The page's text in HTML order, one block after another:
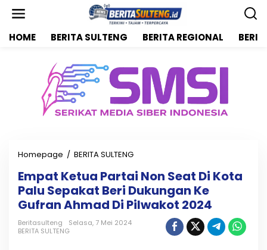
HOME BERITA SULTENG BERITA REGIONAL
Homepage / BERITA SULTENG
p
a
t
K
Empat Ketua Partai Non Seat Di Kota
Palu Sepakat Beri Dukungan Ke
Gufran Ahmad Di Pilwakot 2024
Beritasulteng
Selasa, 7 Mei 2024
BERITA SULTENG